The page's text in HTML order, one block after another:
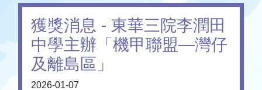
獲獎消息 - 東華三院李潤田
中學主辦「機甲聯盟—灣仔
及離島區」
2026-01-07